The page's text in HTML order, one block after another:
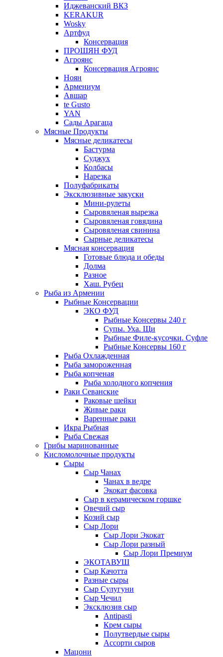
Иджеванский ВКЗ
KERAKUR
Wosky
Артфуд
Консервация
ПРОШЯН ФУД
Агроянс
Консервация Агроянс
Ноян
Армениум
Авшар
te Gusto
YAN
Сады Арагаца
Мясные Продукты
Мясные деликатесы
Бастурма
Суджух
Колбасы
Нарезка
Полуфабрикаты
Эксклюзивные закуски
Мини-рулеты
Сыровяленая вырезка
Сыровяленая говядина
Сыровяленая свинина
Сырные деликатесы
Мясная консервация
Готовые блюда и обеды
Долма
Разное
Хаш. Рубец
Рыба из Армении
Рыбные Консервации
ЭКО ФУД
Рыбные Консервы 240 г
Супы. Уха. Щи
Рыбные Филе-кусочки. Суфле
Рыбные Консервы 160 г
Рыба Охлажденная
Рыба замороженная
Рыба копченая
Рыба холодного копчения
Раки Севанские
Раковые шейки
Живые раки
Варенные раки
Икра Рыбная
Рыба Свежая
Грибы маринованные
Кисломолочные продукты
Сыры
Сыр Чанах
Чанах в ведре
Экокат фасовка
Сыр в керамическом горшке
Овечий сыр
Козий сыр
Сыр Лори
Сыр Лори Экокат
Сыр Лори разный
Сыр Лори Премиум
ЭКОТАВУШ
Сыр Качотта
Разные сыры
Сыр Сулугуни
Сыр Чечил
Эксклюзив сыр
Antipasti
Крем сыры
Полутвердые сыры
Ассорти сыров
Мацони